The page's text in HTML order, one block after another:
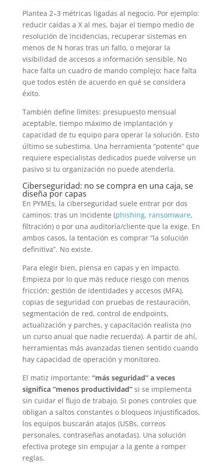
Plantea 2–3 métricas ligadas al negocio. Por ejemplo:
reducir caídas a X al mes, bajar el tiempo medio de
resolución de incidencias, recuperar sistemas en
menos de N horas tras un fallo, o mejorar la
visibilidad de accesos a información sensible. No
hace falta un cuadro de mando complejo; hace falta
que todos estén de acuerdo en qué se considera
éxito.
También define límites: presupuesto mensual
aceptable, tiempo máximo de implantación y
capacidad de tu equipo para operar la solución. Esto
último se subestima. Una herramienta “potente” que
requiere especialistas dedicados puede volverse un
pasivo si tu organización no puede atenderla.
Ciberseguridad: no se compra en una caja, se
diseña por capas
En PYMEs, la ciberseguridad suele entrar por dos
caminos: tras un incidente (phishing, ransomware,
filtración) o por una auditoría/cliente que la exige. En
ambos casos, la tentación es comprar “la solución
definitiva”. No existe.
Para elegir bien, piensa en capas y en impacto.
Empieza por lo que más reduce riesgo con menos
fricción: gestión de identidades y accesos (MFA),
copias de seguridad con pruebas de restauración,
segmentación de red, control de endpoints,
actualización y parches, y capacitación realista (no
un curso anual que nadie recuerda). A partir de ahí,
herramientas más avanzadas tienen sentido cuando
hay capacidad de operación y monitoreo.
El matiz importante: “más seguridad” a veces
significa “menos productividad”si se implementa
sin cuidar el flujo de trabajo. Si pones controles que
obligan a saltos constantes o bloqueos injustificados,
los equipos buscarán atajos (USBs, correos
personales, contraseñas anotadas). Una solución
efectiva protege sin empujar a la gente a romper
reglas.